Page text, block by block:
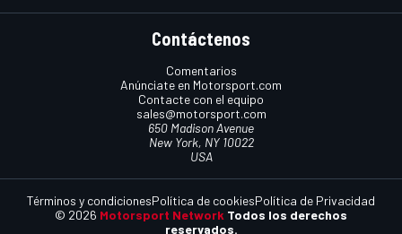
Contáctenos
Comentarios
Anúnciate en Motorsport.com
Contacte con el equipo
sales@motorsport.com
650 Madison Avenue
New York, NY 10022
USA
© 2026 Motorsport Network Todos los derechos
reservados.
Términos y condicionesPolítica de cookiesPolítica de Privacidad